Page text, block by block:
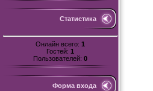
Статистика
Онлайн всего: 1
Гостей: 1
Пользователей: 0
Форма входа